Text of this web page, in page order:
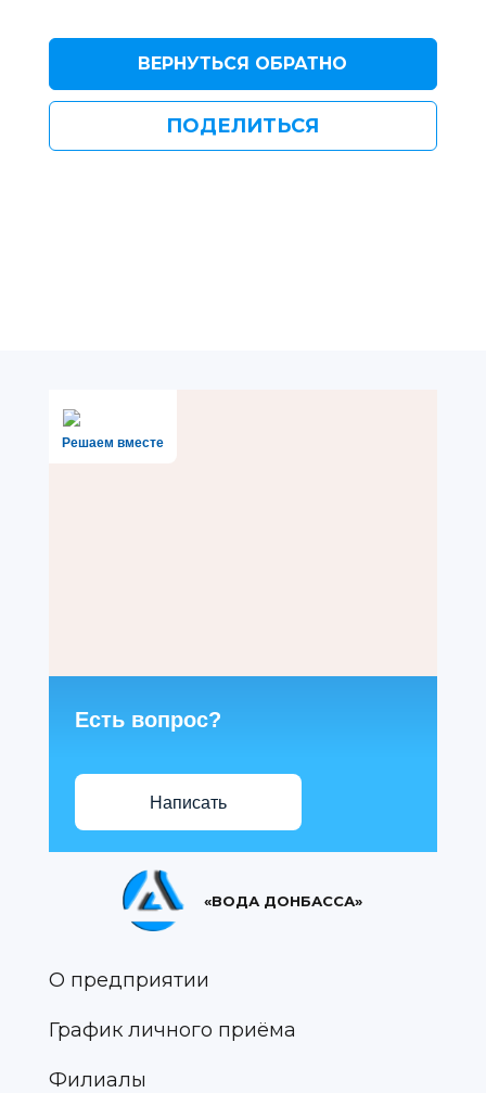
ВЕРНУТЬСЯ ОБРАТНО
ПОДЕЛИТЬСЯ
Решаем вместе
Есть вопрос?
Написать
«ВОДА ДОНБАССА»
О предприятии
График личного приёма
Филиалы